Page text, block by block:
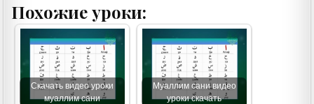
Похожие уроки:
Скачать видео уроки
муаллим сани
Муаллим сани видео
уроки скачать